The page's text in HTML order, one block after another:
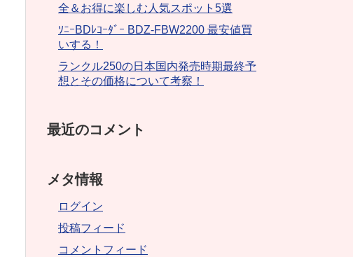
全＆お得に楽しむ人気スポット5選
ｿﾆｰBDﾚｺｰﾀﾞｰ BDZ-FBW2200 最安値買
いする！
ランクル250の日本国内発売時期最終予
想とその価格について考察！
最近のコメント
メタ情報
ログイン
投稿フィード
コメントフィード